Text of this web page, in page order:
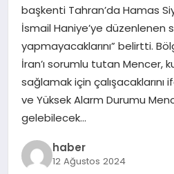
SAĞLIK
TEKNOLOJI
başkenti Tahran’da Hamas
İsmail Haniye’ye düzenlenen
yapmayacaklarını” belirtti.
İran’ı sorumlu tutan Mencer,
sağlamak için
ve Yüksek Alarm Durumu
gelebilecek…
haber
12 Ağustos 2024